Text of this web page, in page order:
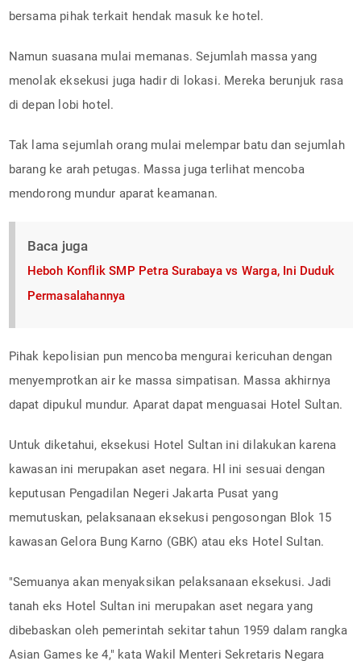
bersama pihak terkait hendak masuk ke hotel.
Namun suasana mulai memanas. Sejumlah massa yang
menolak eksekusi juga hadir di lokasi. Mereka berunjuk rasa
di depan lobi hotel.
Tak lama sejumlah orang mulai melempar batu dan sejumlah
barang ke arah petugas. Massa juga terlihat mencoba
mendorong mundur aparat keamanan.
Baca juga
Heboh Konflik SMP Petra Surabaya vs Warga, Ini Duduk
Permasalahannya
Pihak kepolisian pun mencoba mengurai kericuhan dengan
menyemprotkan air ke massa simpatisan. Massa akhirnya
dapat dipukul mundur. Aparat dapat menguasai Hotel Sultan.
Untuk diketahui, eksekusi Hotel Sultan ini dilakukan karena
kawasan ini merupakan aset negara. Hl ini sesuai dengan
keputusan Pengadilan Negeri Jakarta Pusat yang
memutuskan, pelaksanaan eksekusi pengosongan Blok 15
kawasan Gelora Bung Karno (GBK) atau eks Hotel Sultan.
"Semuanya akan menyaksikan pelaksanaan eksekusi. Jadi
tanah eks Hotel Sultan ini merupakan aset negara yang
dibebaskan oleh pemerintah sekitar tahun 1959 dalam rangka
Asian Games ke 4," kata Wakil Menteri Sekretaris Negara